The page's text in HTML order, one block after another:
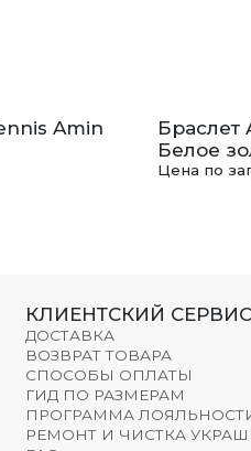
Amin
Браслет
Белое
Цена по
КЛИЕНТСКИЙ СЕРВИС
ДОСТАВКА
ВОЗВРАТ ТОВАРА
СПОСОБЫ ОПЛАТЫ
ГИД ПО РАЗМЕРАМ
ПРОГРАММА
РЕМОНТ И ЧИСТКА